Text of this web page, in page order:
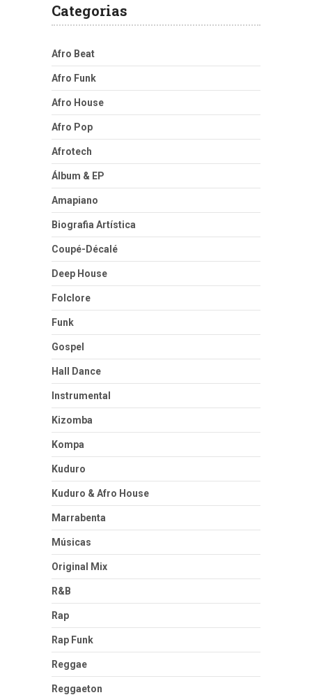
Categorias
Afro Beat
Afro Funk
Afro House
Afro Pop
Afrotech
Álbum & EP
Amapiano
Biografia Artística
Coupé-Décalé
Deep House
Folclore
Funk
Gospel
Hall Dance
Instrumental
Kizomba
Kompa
Kuduro
Kuduro & Afro House
Marrabenta
Músicas
Original Mix
R&B
Rap
Rap Funk
Reggae
Reggaeton